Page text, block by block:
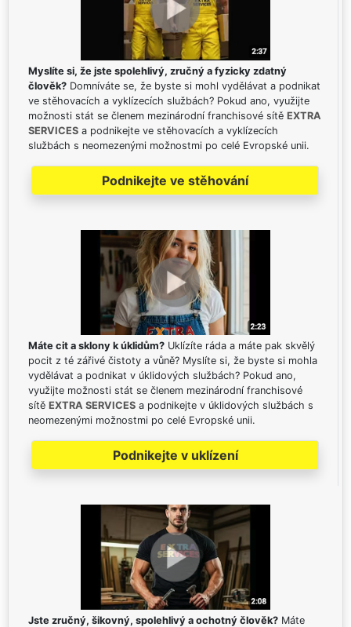
Myslíte si, že jste spolehlivý, zručný a fyzicky zdatný
člověk? Domníváte se, že byste si mohl vydělávat a podnikat
ve stěhovacích a vyklízecích službách? Pokud ano, využijte
možnosti stát se členem mezinárodní franchisové sítě EXTRA
SERVICES a podnikejte ve stěhovacích a vyklízecích
službách s neomezenými možnostmi po celé Evropské unii.
Podnikejte ve stěhování
Máte cit a sklony k úklidům? Uklízíte ráda a máte pak skvělý
pocit z té zářivé čistoty a vůně? Myslíte si, že byste si mohla
vydělávat a podnikat v úklidových službách? Pokud ano,
využijte možnosti stát se členem mezinárodní franchisové
sítě EXTRA SERVICES a podnikejte v úklidových službách s
neomezenými možnostmi po celé Evropské unii.
Podnikejte v uklízení
Jste zručný, šikovný, spolehlivý a ochotný člověk? Máte